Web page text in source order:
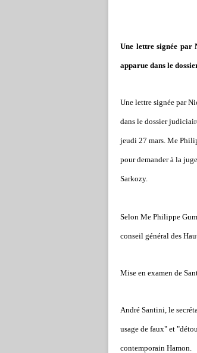
Une lettre signée par
apparue dans le
Une lettre signée par
dans le dossier
jeudi 27 mars. Me
pour demander à la
Sarkozy.
Selon Me Philippe
conseil général des
Mise en examen de
André Santini, le
usage de faux" et
contemporain Hamon.